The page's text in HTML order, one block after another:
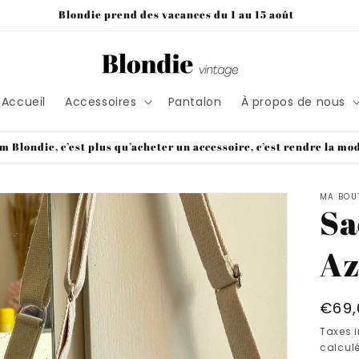
Blondie prend des vacances du 1 au 15 août
Accueil Accessoires Pantalon À propos de nous
Blondie, c’est plus qu’acheter un accessoire, c’est rendre la
MA
Prix
Taxes